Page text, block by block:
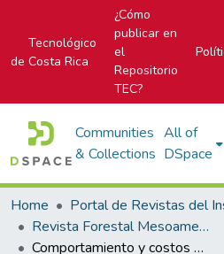
Tecnológico
de Costa Rica
¿Cómo
publicar en
el
Repositorio
TEC?
Communities
& Collections
All of
DSpace
Home
Revista Forestal Mesoamericana Kurú
Comportamiento y costos de secado al aire y preservación por inmersióndifusión de madera de Tectona grandis L.f. y Bombacopsis quinata (Jacq.) Dugand de plantaciones de rápido crecimiento en el norte de Costa Rica